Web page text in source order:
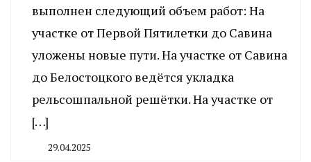
выполнен следующий объем работ: На
участке от Первой Пятилетки до Савина
уложены новые пути. На участке от Савина
до Белостоцкого ведётся укладка
рельсошпальной решётки. На участке от
[…]
29.04.2025